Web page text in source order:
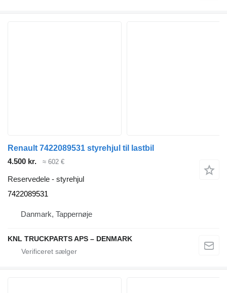
Renault 7422089531 styrehjul til lastbil
4.500 kr.
≈ 602 €
Reservedele - styrehjul
7422089531
Danmark, Tappernøje
KNL TRUCKPARTS APS – DENMARK